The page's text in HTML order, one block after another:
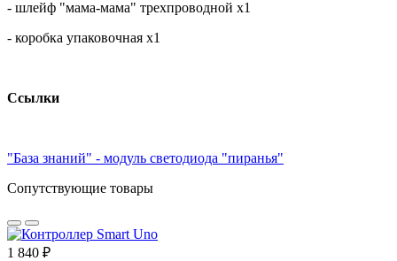
- шлейф "мама-мама" трехпроводной х1
- коробка упаковочная х1
Ссылки
"База знаний" - модуль светодиода "пиранья"
Сопутствующие товары
1 840 ₽